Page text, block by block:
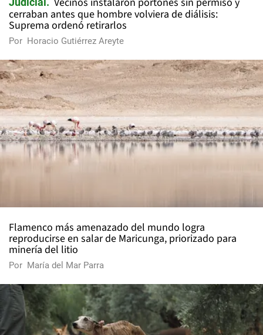
cerraban antes que hombre volviera de diálisis:
Suprema ordenó retirarlos
Por Horacio Gutiérrez Areyte
Flamenco más amenazado del mundo logra
reproducirse en salar de Maricunga, priorizado para
minería del litio
Por María del Mar Parra